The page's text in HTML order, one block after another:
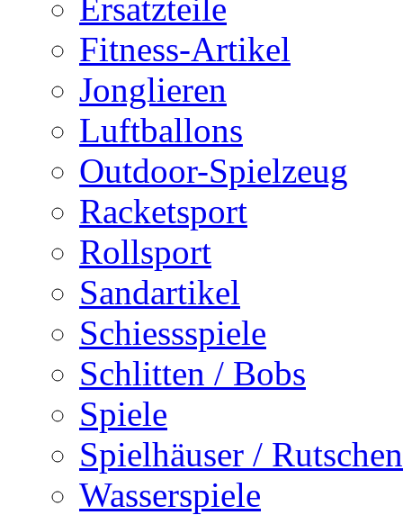
Ersatzteile
Fitness-Artikel
Jonglieren
Luftballons
Outdoor-Spielzeug
Racketsport
Rollsport
Sandartikel
Schiessspiele
Schlitten / Bobs
Spiele
Spielhäuser / Rutschen
Wasserspiele